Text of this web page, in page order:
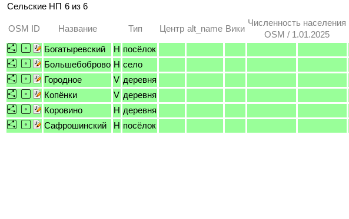
Сельские НП 6 из 6
OSM ID Название Тип Центр alt_name Вики
Численность населения
OSM / 1.01.2025
Богатыревский H посёлок
Большебоброво H село
Городное
V деревня
Копёнки
V деревня
Коровино
H деревня
Сафрошинский
H посёлок